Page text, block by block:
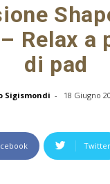
Relax a
di pad
Sigismondi - 18 Giugno
Twitter